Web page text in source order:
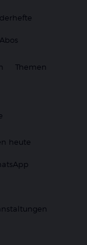
Abos
Themen
heute